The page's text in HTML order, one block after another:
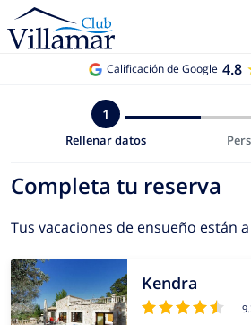
Calificación de Google 4.8
1
Rellenar datos
Completa tu reserva
Tus vacaciones de ensueño están
Kendra